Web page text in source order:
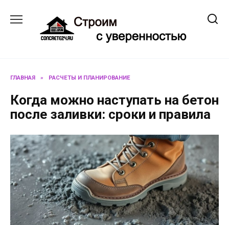
содержанию
ГЛАВНАЯ » РАСЧЕТЫ И ПЛАНИРОВАНИЕ
Когда можно наступать на бетон
после заливки: сроки и правила